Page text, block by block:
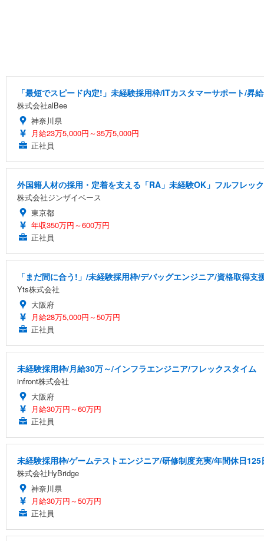
「最短でスピード内定!」未経験採用枠/ITカスタマーサポート/昇
株式会社alBee
神奈川県
月給23万5,000円～35万5,000円
正社員
外国籍人材の採用・定着を支える「RA」未経験OK」フルフレッ
株式会社ジンザイベース
東京都
年収350万円～600万円
正社員
「まだ間に合う!」/未経験採用枠/デバッグエンジニア/資格取得支
Yts株式会社
大阪府
月給28万5,000円～50万円
正社員
未経験採用枠/月給30万～/インフラエンジニア/フレックスタイム
infront株式会社
大阪府
月給30万円～60万円
正社員
未経験採用枠/ゲームテストエンジニア/研修制度充実/年間休日125
株式会社HyBridge
神奈川県
月給30万円～50万円
正社員